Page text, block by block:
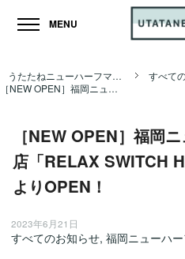
MENU
うたたねニューハーフマッサージ全国ナビ TOP
すべて
［NEW OPEN］福岡ニューハーフマッサージ店「RELAX SWITCH HAND」が6月26日(月)よりOPEN！
［NEW OPEN］福岡
店「RELAX SWITCH
よりOPEN！
2023年6月21日
すべてのお知らせ, 福岡ニューハ